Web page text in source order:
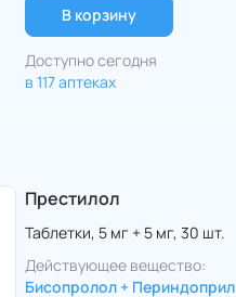
В корзину
Доступно сегодня
в 117 аптеках
Престилол
Таблетки, 5 мг + 5 мг, 30 шт.
Действующее вещество:
Бисопролол + Периндоприл